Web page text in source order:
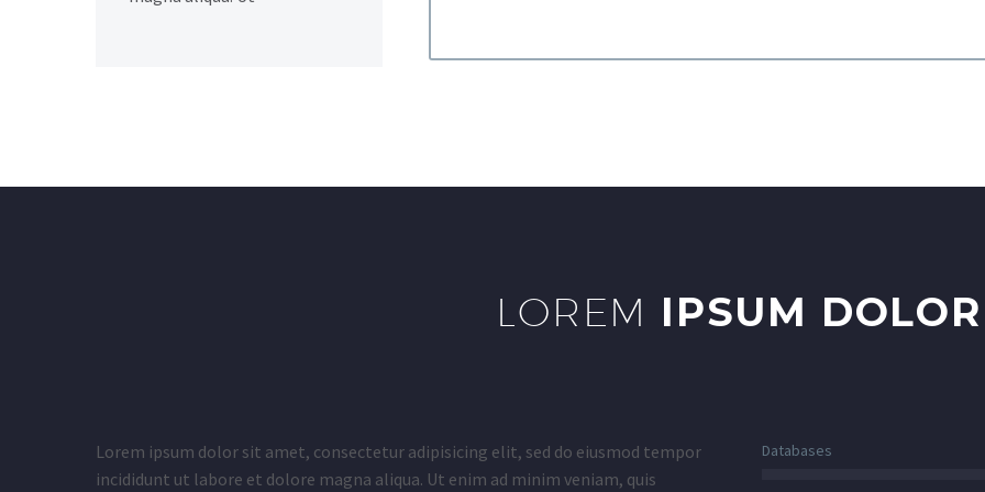
LOREM IPSUM DOLOR
Lorem ipsum dolor sit amet, consectetur adipisicing elit, sed do eiusmod tempor
incididunt ut labore et dolore magna aliqua. Ut enim ad minim veniam, quis
Databases